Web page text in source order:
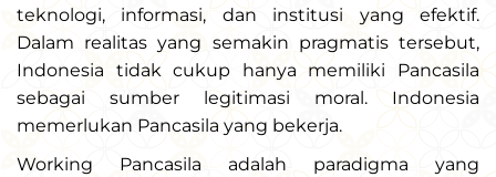
teknologi, informasi, dan institusi yang efektif.
Dalam realitas yang semakin pragmatis tersebut,
Indonesia tidak cukup hanya memiliki Pancasila
sebagai sumber legitimasi moral. Indonesia
memerlukan Pancasila yang bekerja.
Working Pancasila adalah paradigma yang